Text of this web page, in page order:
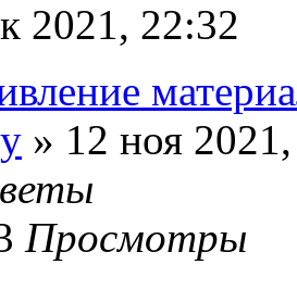
2021, 22:32
» 12 ноя
Просмотры